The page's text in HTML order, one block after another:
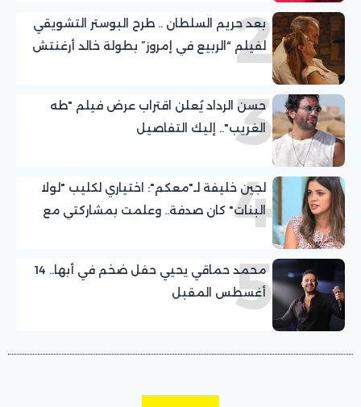
2
بعد حريم السلطان .. طرح البوستر التشويقي
لفيلم “الربيع في إمروز” بطولة خالد أرغنتش
3
حسن الرداد يُعلن اقتراب عرض فيلم "طه
الغريب".. إليك التفاصيل
4
لجين خليفة لـ"معكم": اختياري لكليب "لولا
البنات" كان صدفة.. وعلمت بمشاركتي مع
5
محمد حماقي يحيي حفل ضخم في أبها.. 14
أغسطس المقبل